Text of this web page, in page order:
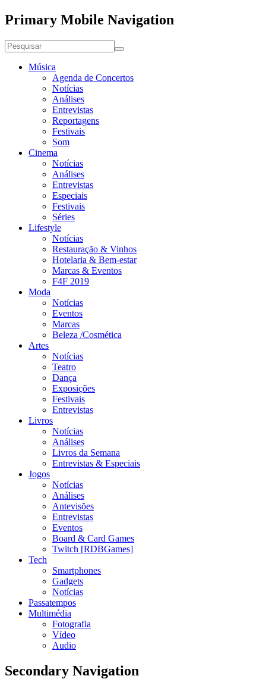
Primary Mobile Navigation
Música
Agenda de Concertos
Notícias
Análises
Entrevistas
Reportagens
Festivais
Som
Cinema
Notícias
Análises
Entrevistas
Especiais
Festivais
Séries
Lifestyle
Notícias
Restauração & Vinhos
Hotelaria & Bem-estar
Marcas & Eventos
F4F 2019
Moda
Notícias
Eventos
Marcas
Beleza /Cosmética
Artes
Notícias
Teatro
Dança
Exposições
Festivais
Entrevistas
Livros
Notícias
Análises
Livros da Semana
Entrevistas & Especiais
Jogos
Notícias
Análises
Antevisões
Entrevistas
Eventos
Board & Card Games
Twitch [RDBGames]
Tech
Smartphones
Gadgets
Notícias
Passatempos
Multimédia
Fotografia
Vídeo
Audio
Secondary Navigation